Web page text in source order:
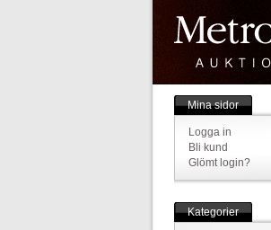
Mina sidor
Logga in
Bli kund
Glömt login?
Kategorier